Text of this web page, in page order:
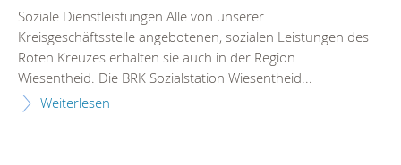
Soziale Dienstleistungen Alle von unserer
Kreisgeschäftsstelle angebotenen, sozialen Leistungen des
Roten Kreuzes erhalten sie auch in der Region
Wiesentheid. Die BRK Sozialstation Wiesentheid...
Weiterlesen